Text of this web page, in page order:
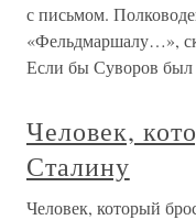
с письмом.
«Фельдмаршалу…»,
Если бы Суворов был
Человек,
Сталину
Человек, который